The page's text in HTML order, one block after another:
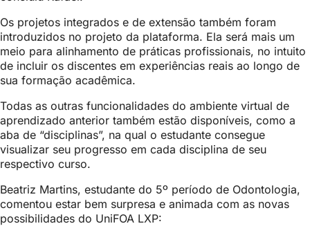
Os projetos integrados e de extensão também foram
introduzidos no projeto da plataforma. Ela será mais um
meio para alinhamento de práticas profissionais, no intuito
de incluir os discentes em experiências reais ao longo de
sua formação acadêmica.
Todas as outras funcionalidades do ambiente virtual de
aprendizado anterior também estão disponíveis, como a
aba de “disciplinas”, na qual o estudante consegue
visualizar seu progresso em cada disciplina de seu
respectivo curso.
Beatriz Martins, estudante do 5º período de Odontologia,
comentou estar bem surpresa e animada com as novas
possibilidades do UniFOA LXP: